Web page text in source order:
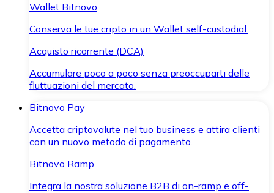
Wallet Bitnovo
Conserva le tue cripto in un Wallet self-custodial.
Acquisto ricorrente (DCA)
Accumulare poco a poco senza preoccuparti delle
fluttuazioni del mercato.
Bitnovo Pay
Accetta criptovalute nel tuo business e attira clienti
con un nuovo metodo di pagamento.
Bitnovo Ramp
Integra la nostra soluzione B2B di on-ramp e off-